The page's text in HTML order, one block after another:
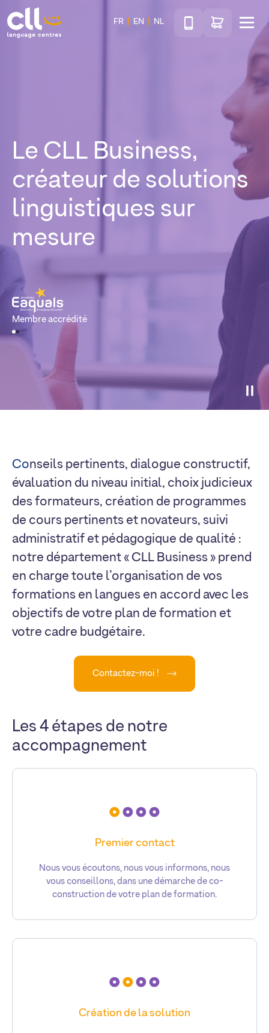
CLL
FR EN NL
TéléphoneAccéder au shop
Menu
Le CLL Business,
créateur de solutions
linguistiques sur
mesure
Membre accrédité
Conseils pertinents, dialogue constructif,
évaluation du niveau initial, choix judicieux
des formateurs, création de programmes
de cours pertinents et novateurs, suivi
administratif et pédagogique de qualité :
notre département « CLL Business » prend
en charge toute l’organisation de vos
formations en langues en accord avec les
objectifs de votre plan de formation et
votre cadre budgétaire.
Contactez-moi !
Les 4 étapes de notre
accompagnement
Premier contact
Nous vous écoutons, nous vous informons, nous
vous conseillons, dans une démarche de co-
construction de votre plan de formation.
Création de la solution